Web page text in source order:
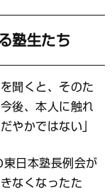
塾生たち
聞くと、そのた
後、本人に触れ
やかではない」
日本塾長例会が
なくなったた